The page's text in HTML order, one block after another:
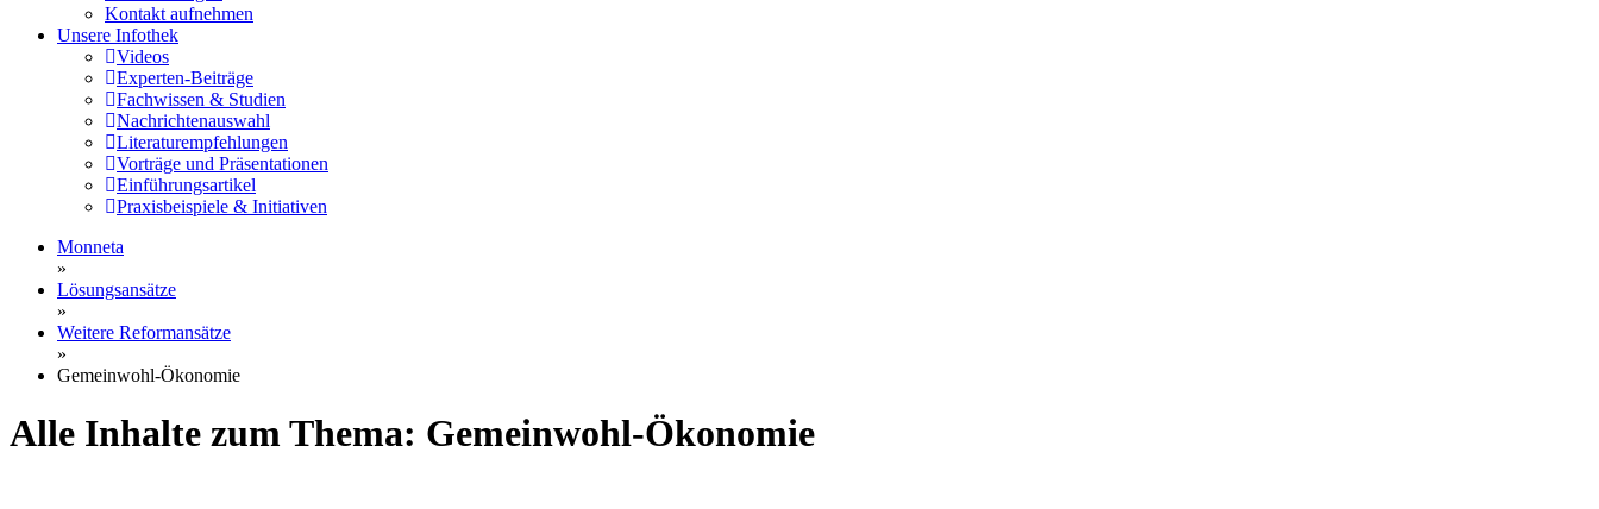
Kontakt aufnehmen
Unsere Infothek
Videos
Experten-Beiträge
Fachwissen & Studien
Nachrichtenauswahl
Literaturempfehlungen
Vorträge und Präsentationen
Einführungsartikel
Praxisbeispiele & Initiativen
Monneta
»
Lösungsansätze
»
Weitere Reformansätze
»
Gemeinwohl-Ökonomie
Alle Inhalte zum Thema: Gemeinwohl-Ökonomie